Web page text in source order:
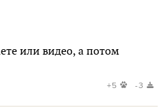
или видео, а потом
+5 -3